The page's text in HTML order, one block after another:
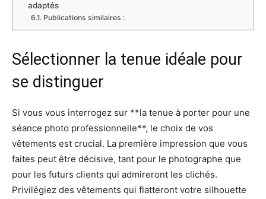
adaptés
Publications similaires :
Sélectionner la tenue idéale pour
se distinguer
Si vous vous interrogez sur **la tenue à porter pour une
séance photo professionnelle**, le choix de vos
vêtements est crucial. La première impression que vous
faites peut être décisive, tant pour le photographe que
pour les futurs clients qui admireront les clichés.
Privilégiez des vêtements qui flatteront votre silhouette